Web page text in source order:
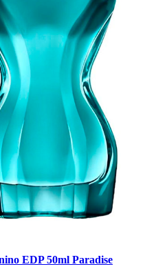
EDP 50ml Paradise